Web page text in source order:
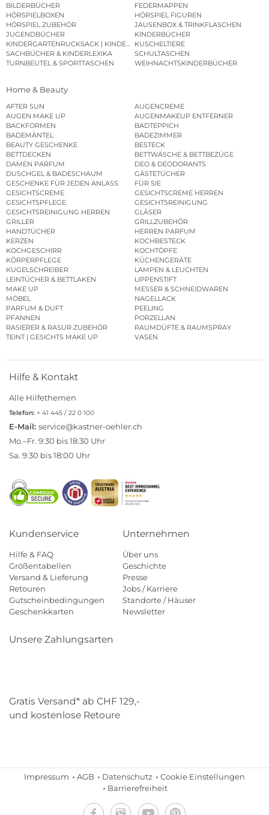
BILDERBÜCHER
FEDERMAPPEN
HÖRSPIELBOXEN
HÖRSPIEL FIGUREN
HÖRSPIEL ZUBEHÖR
JAUSENBOX & TRINKFLASCHEN
JUGENDBÜCHER
KINDERBÜCHER
KINDERGARTENRUCKSACK | KINDERGARTENBEUTEL
KUSCHELTIERE
SACHBÜCHER & KINDERLEXIKA
SCHULTASCHEN
TURNBEUTEL & SPORTTASCHEN
WEIHNACHTSKINDERBÜCHER
Home & Beauty
AFTER SUN
AUGENCREME
AUGEN MAKE UP
AUGENMAKEUP ENTFERNER
BACKFORMEN
BADTEPPICH
BADEMÄNTEL
BADEZIMMER
BEAUTY GESCHENKE
BESTECK
BETTDECKEN
BETTWÄSCHE & BETTBEZÜGE
DAMEN PARFUM
DEO & DEODORANTS
DUSCHGEL & BADESCHAUM
GÄSTETÜCHER
GESCHENKE FÜR JEDEN ANLASS
FÜR SIE
GESICHTSCREME
GESICHTSCREME HERREN
GESICHTSPFLEGE
GESICHTSREINIGUNG
GESICHTSREINIGUNG HERREN
GLÄSER
GRILLER
GRILLZUBEHÖR
HANDTÜCHER
HERREN PARFUM
KERZEN
KOCHBESTECK
KOCHGESCHIRR
KOCHTÖPFE
KÖRPERPFLEGE
KÜCHENGERÄTE
KUGELSCHREIBER
LAMPEN & LEUCHTEN
LEINTÜCHER & BETTLAKEN
LIPPENSTIFT
MAKE UP
MESSER & SCHNEIDWAREN
MÖBEL
NAGELLACK
PARFUM & DUFT
PEELING
PFANNEN
PORZELLAN
RASIERER & RASUR ZUBEHÖR
RAUMDÜFTE & RAUMSPRAY
TEINT | GESICHTS MAKE UP
VASEN
Hilfe & Kontakt
Alle Hilfethemen
Telefon: + 41 445 / 22 0 100
E-Mail: service@kastner-oehler.ch
Mo.–Fr. 9:30 bis 18:30 Uhr
Sa. 9:30 bis 18:00 Uhr
Kundenservice
Hilfe & FAQ
Größentabellen
Versand & Lieferung
Retouren
Gutscheinbedingungen
Geschenkkarten
Unternehmen
Über uns
Geschichte
Presse
Jobs / Karriere
Standorte / Häuser
Newsletter
Unsere Zahlungsarten
Gratis Versand* ab CHF 129,-
und kostenlose Retoure
Impressum AGB Datenschutz
Cookie Einstellungen
Barrierefreiheit